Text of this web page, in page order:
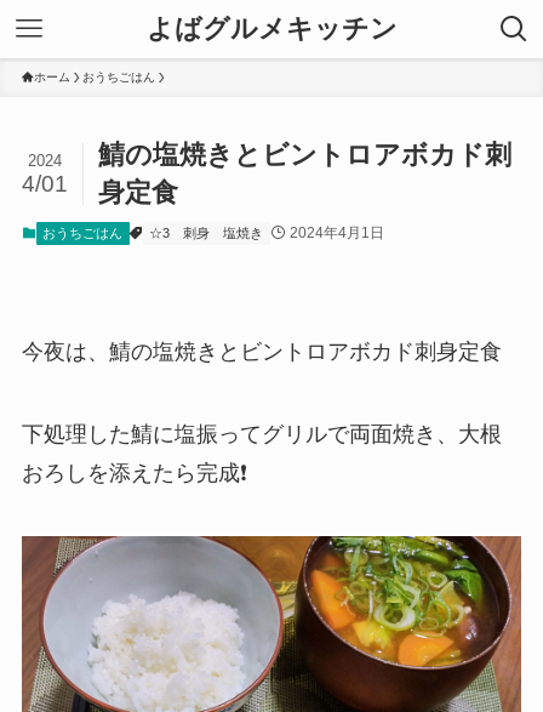
よばグルメキッチン
ホーム おうちごはん
鯖の塩焼きとビントロアボカド刺
身定食
2024
4/01
おうちごはん ☆3 刺身 塩焼き 2024年4月1日
今夜は、鯖の塩焼きとビントロアボカド刺身定食
下処理した鯖に塩振ってグリルで両面焼き、大根
おろしを添えたら完成❗